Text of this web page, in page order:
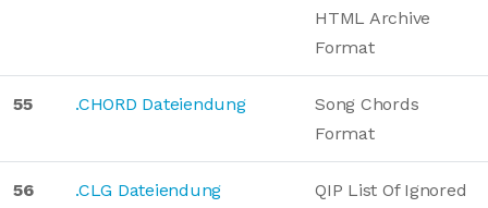
HTML Archive
Format
55 .CHORD Dateiendung
Song Chords
Format
56 .CLG Dateiendung
QIP List Of Ignored